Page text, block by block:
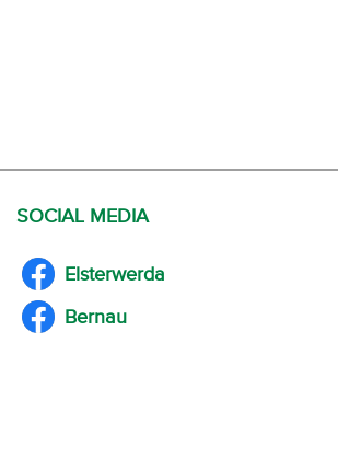
SOCIAL MEDIA
Elsterwerda
Bernau